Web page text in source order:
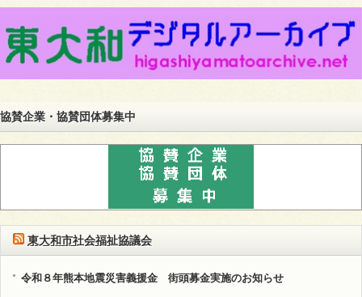
協賛企業・協賛団体募集中
東大和市社会福祉協議会
令和８年熊本地震災害義援金 街頭募金実施のお知らせ